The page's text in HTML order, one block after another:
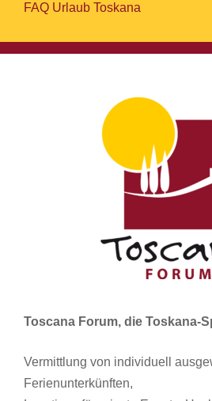
FAQ Urlaub Toskana
Toscana Forum, die Toskana-
Vermittlung von individuell
Ferienunterkünften,